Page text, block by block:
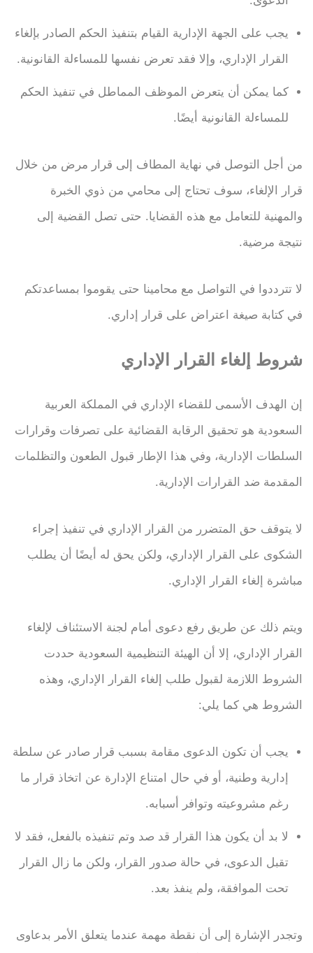
يجب على الجهة الإدارية القيام بتنفيذ الحكم الصادر بإلغاء
القرار الإداري، وإلا فقد تعرض نفسها للمساءلة القانونية.
كما يمكن أن يتعرض الموظف المماطل في تنفيذ الحكم
للمساءلة القانونية أيضًا.
من أجل التوصل في نهاية المطاف إلى قرار مرض من خلال
قرار الإلغاء، سوف تحتاج إلى محامي من ذوي الخبرة
والمهنية للتعامل مع هذه القضايا. حتى تصل القضية إلى
نتيجة مرضية.
لا تترددوا في التواصل مع محامينا حتى يقوموا بمساعدتكم
في كتابة صيغة اعتراض على قرار إداري.
شروط إلغاء القرار الإداري
إن الهدف الأسمى للقضاء الإداري في المملكة العربية
السعودية هو تحقيق الرقابة القضائية على تصرفات وقرارات
السلطات الإدارية، وفي هذا الإطار قبول الطعون والتظلمات
المقدمة ضد القرارات الإدارية.
لا يتوقف حق المتضرر من القرار الإداري في تنفيذ إجراء
الشكوى على القرار الإداري، ولكن يحق له أيضًا أن يطلب
مباشرة إلغاء القرار الإداري.
ويتم ذلك عن طريق رفع دعوى أمام لجنة الاستئناف لإلغاء
القرار الإداري، إلا أن الهيئة التنظيمية السعودية حددت
الشروط اللازمة لقبول طلب إلغاء القرار الإداري، وهذه
الشروط هي كما يلي:
يجب أن تكون الدعوى مقامة بسبب قرار صادر عن سلطة
إدارية وطنية، أو في حال امتناع الإدارة عن اتخاذ قرار ما
رغم مشروعيته وتوافر أسبابه.
لا بد أن يكون هذا القرار قد صد وتم تنفيذه بالفعل، فقد لا
تقبل الدعوى، في حالة صدور القرار، ولكن ما زال القرار
تحت الموافقة، ولم ينفذ بعد.
وتجدر الإشارة إلى أن نقطة مهمة عندما يتعلق الأمر بدعاوى